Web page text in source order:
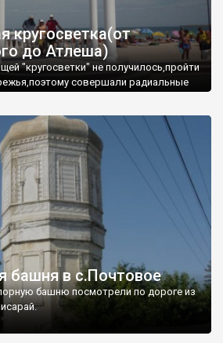
кругосветка(от
до Атлеша)
"кругосветки" не получилось,пройти
совершали радиальные
башня в с.Почтовое
башню посмотрели по дороге из